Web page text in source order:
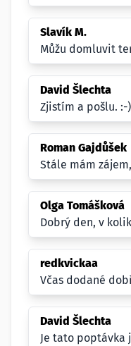
Slavík M.
Můžu domluvit
David Šlechta
Zjistím a pošlu. :-)
Roman Gajdůšek
Stále mám
Olga Tomášková
Dobrý den, v
redkvickaa
Včas dodané
David Šlechta
Je tato poptávka